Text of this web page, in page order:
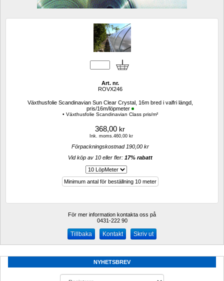
Art. nr.
ROVX246
Växthusfolie Scandinavian Sun Clear Crystal, 16m bred i valfri längd,
pris/16m/löpmeter
• Växthusfolie Scandinavian Class pris/m²
368,00 kr
Ink. moms.460,00 kr
Förpackningskostnad 190,00 kr
Vid köp av 10 eller fler: 17% rabatt
Minimum antal för beställning 10 meter
För mer information kontakta oss på
0431-222 90
Kontakt Skriv ut
NYHETSBREV